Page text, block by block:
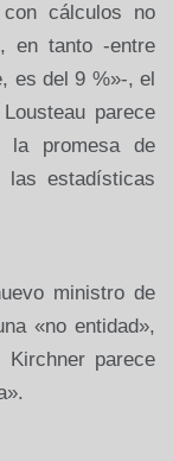
cálculos no
en tanto -entre
es del 9 %»-, el
parece
la promesa de
las estadísticas
ministro de
«no entidad»,
parece